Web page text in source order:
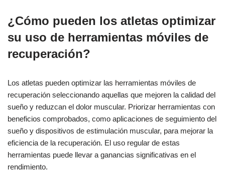
¿Cómo pueden los atletas optimizar
su uso de herramientas móviles de
recuperación?
Los atletas pueden optimizar las herramientas móviles de
recuperación seleccionando aquellas que mejoren la calidad del
sueño y reduzcan el dolor muscular. Priorizar herramientas con
beneficios comprobados, como aplicaciones de seguimiento del
sueño y dispositivos de estimulación muscular, para mejorar la
eficiencia de la recuperación. El uso regular de estas
herramientas puede llevar a ganancias significativas en el
rendimiento.